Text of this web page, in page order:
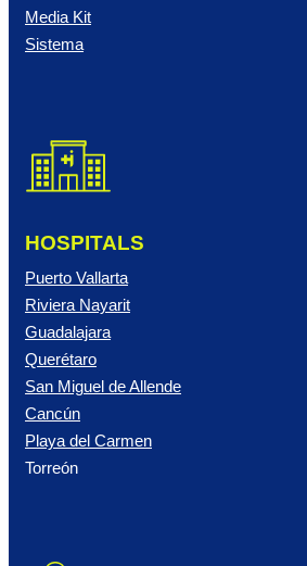
Media Kit
Sistema
HOSPITALS
Puerto Vallarta
Riviera Nayarit
Guadalajara
Querétaro
San Miguel de Allende
Cancún
Playa del Carmen
Torreón